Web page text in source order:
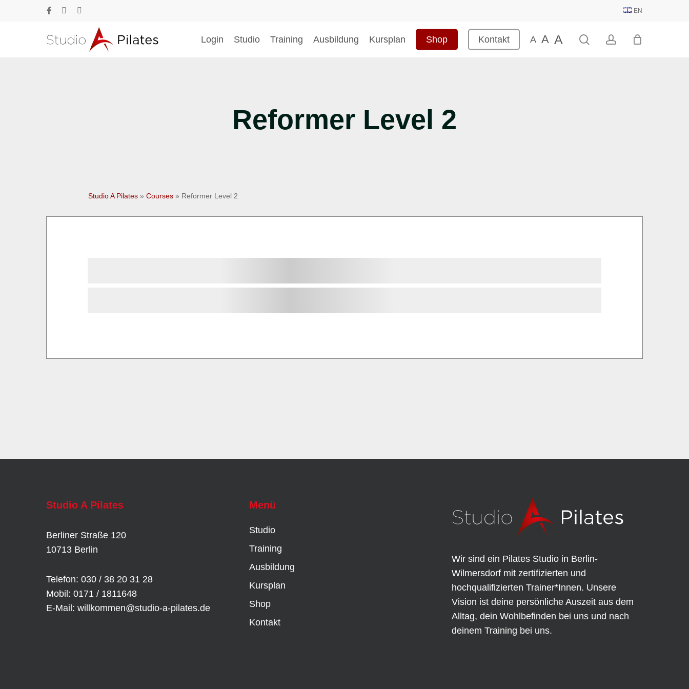
EN
Login Studio Training Ausbildung Kursplan Shop Kontakt A A A searchaccount
Reformer Level 2
Studio A Pilates » Courses » Reformer Level 2
Studio A Pilates
Berliner Straße 120
10713 Berlin
Telefon: 030 / 38 20 31 28
Mobil: 0171 / 1811648
E-Mail: willkommen@studio-a-pilates.de
Menü
Studio
Training
Ausbildung
Kursplan
Shop
Kontakt
Wir sind ein Pilates Studio in Berlin-
Wilmersdorf mit zertifizierten und
hochqualifizierten Trainer*Innen. Unsere
Vision ist deine persönliche Auszeit aus dem
Alltag, dein Wohlbefinden bei uns und nach
deinem Training bei uns.